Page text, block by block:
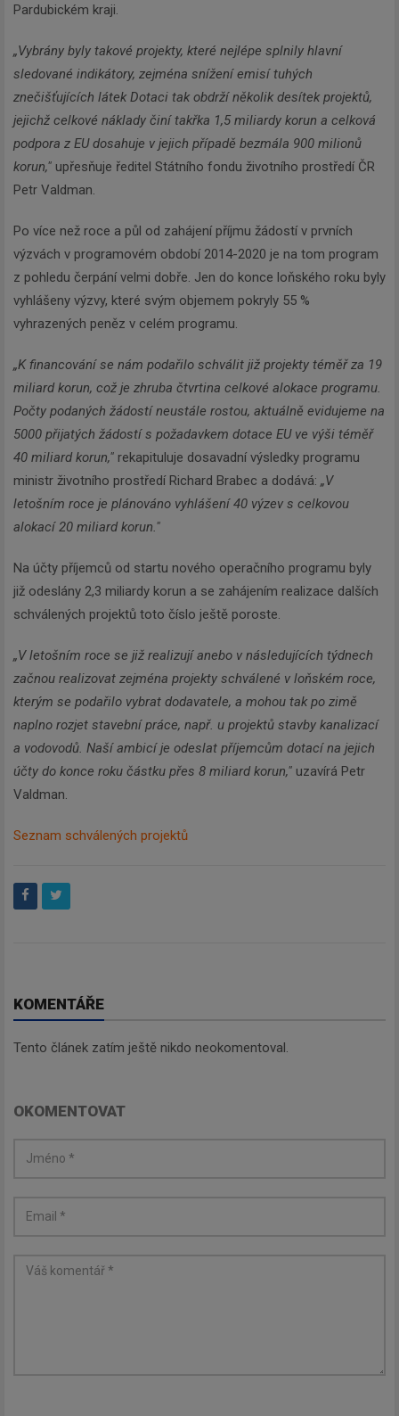
Pardubickém kraji.
„Vybrány byly takové projekty, které nejlépe splnily hlavní
sledované indikátory, zejména snížení emisí tuhých
znečišťujících látek Dotaci tak obdrží několik desítek projektů,
jejichž celkové náklady činí takřka 1,5 miliardy korun a celková
podpora z EU dosahuje v jejich případě bezmála 900 milionů
korun," upřesňuje ředitel Státního fondu životního prostředí ČR
Petr Valdman.
Po více než roce a půl od zahájení příjmu žádostí v prvních
výzvách v programovém období 2014-2020 je na tom program
z pohledu čerpání velmi dobře. Jen do konce loňského roku byly
vyhlášeny výzvy, které svým objemem pokryly 55 %
vyhrazených peněz v celém programu.
„K financování se nám podařilo schválit již projekty téměř za 19
miliard korun, což je zhruba čtvrtina celkové alokace programu.
Počty podaných žádostí neustále rostou, aktuálně evidujeme na
5000 přijatých žádostí s požadavkem dotace EU ve výši téměř
40 miliard korun," rekapituluje dosavadní výsledky programu
ministr životního prostředí Richard Brabec a dodává: „V
letošním roce je plánováno vyhlášení 40 výzev s celkovou
alokací 20 miliard korun."
Na účty příjemců od startu nového operačního programu byly
již odeslány 2,3 miliardy korun a se zahájením realizace dalších
schválených projektů toto číslo ještě poroste.
„V letošním roce se již realizují anebo v následujících týdnech
začnou realizovat zejména projekty schválené v loňském roce,
kterým se podařilo vybrat dodavatele, a mohou tak po zimě
naplno rozjet stavební práce, např. u projektů stavby kanalizací
a vodovodů. Naší ambicí je odeslat příjemcům dotací na jejich
účty do konce roku částku přes 8 miliard korun," uzavírá Petr
Valdman.
Seznam schválených projektů
KOMENTÁŘE
Tento článek zatím ještě nikdo neokomentoval.
OKOMENTOVAT